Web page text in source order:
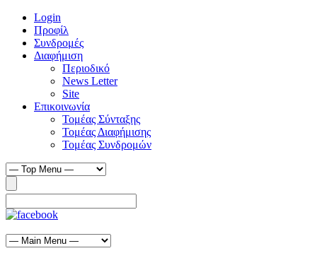
Login
Προφίλ
Συνδρομές
Διαφήμιση
Περιοδικό
News Letter
Site
Επικοινωνία
Τομέας Σύνταξης
Τομέας Διαφήμισης
Τομέας Συνδρομών